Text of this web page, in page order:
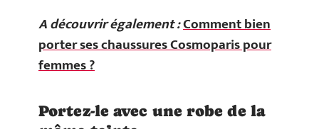
A découvrir également :Comment bien
porter ses chaussures Cosmoparis pour
femmes ?
Portez-le avec une robe de la